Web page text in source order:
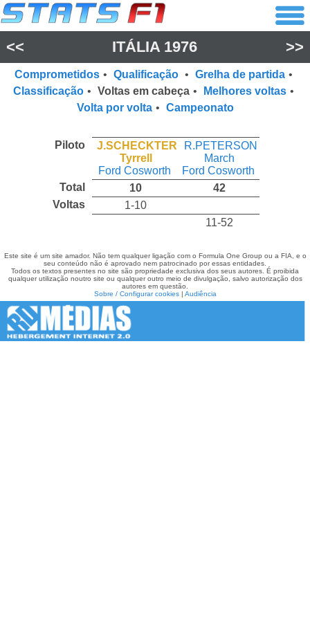
<< ITÁLIA 1976 >>
Comprometidos • Qualificação • Grelha de partida •
Classificação • Voltas em cabeça • Melhores voltas •
Volta por volta • Campeonato
Piloto
J.SCHECKTER
Tyrrell
Ford Cosworth
R.PETERSON
March
Ford Cosworth
Total
10
42
Voltas
1-10
11-52
Este site é um site amador. Não tem qualquer ligação com o Formula One Group ou a FIA, e o
seu conteúdo não é aprovado nem patrocinado por essas entidades.
Todos os textos presentes no site são propriedade exclusiva dos seus autores. É proibida
qualquer utilização noutro site ou qualquer outro meio de divulgação, salvo autorização dos
autores em questão.
Sobre / Configurar cookies| Audiência